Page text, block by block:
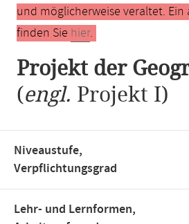
und möglicherweise veraltet.
finden Sie hier.
Projekt der
(engl. Projekt I)
Niveaustufe,
Verpflichtungsgrad
Lehr- und Lernformen,